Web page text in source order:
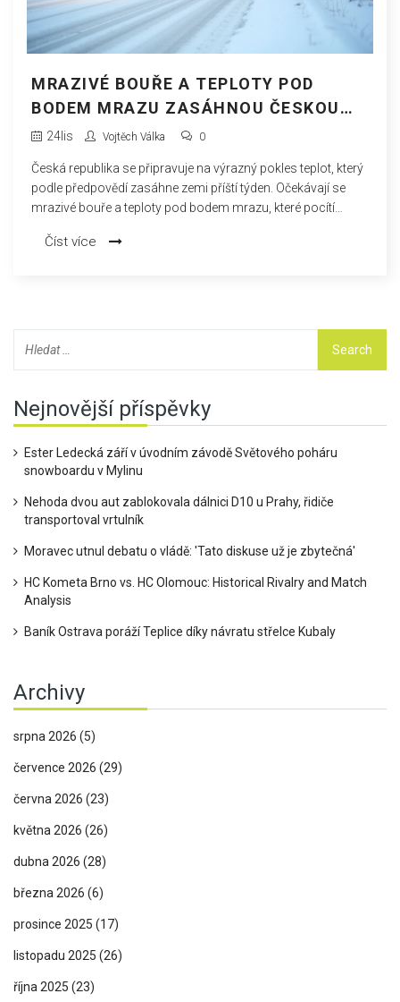
MRAZIVÉ BOUŘE A TEPLOTY POD
BODEM MRAZU ZASÁHNOU ČESKOU
REPUBLIKU PŘÍŠTÍ TÝDEN
24 lis Vojtěch Válka 0
Česká republika se připravuje na výrazný pokles teplot, který
podle předpovědí zasáhne zemi příští týden. Očekávají se
mrazivé bouře a teploty pod bodem mrazu, které pocítí
se měli připravit na začátek zimního počasí.
Číst více
Nejnovější příspěvky
Ester Ledecká září v úvodním závodě Světového poháru
snowboardu v Mylinu
Nehoda dvou aut zablokovala dálnici D10 u Prahy, řidiče
transportoval vrtulník
Moravec utnul debatu o vládě: 'Tato diskuse už je zbytečná'
HC Kometa Brno vs. HC Olomouc: Historical Rivalry and Match
Analysis
Baník Ostrava poráží Teplice díky návratu střelce Kubaly
Archivy
srpna 2026 (5)
července 2026 (29)
června 2026 (23)
května 2026 (26)
dubna 2026 (28)
března 2026 (6)
prosince 2025 (17)
listopadu 2025 (26)
října 2025 (23)